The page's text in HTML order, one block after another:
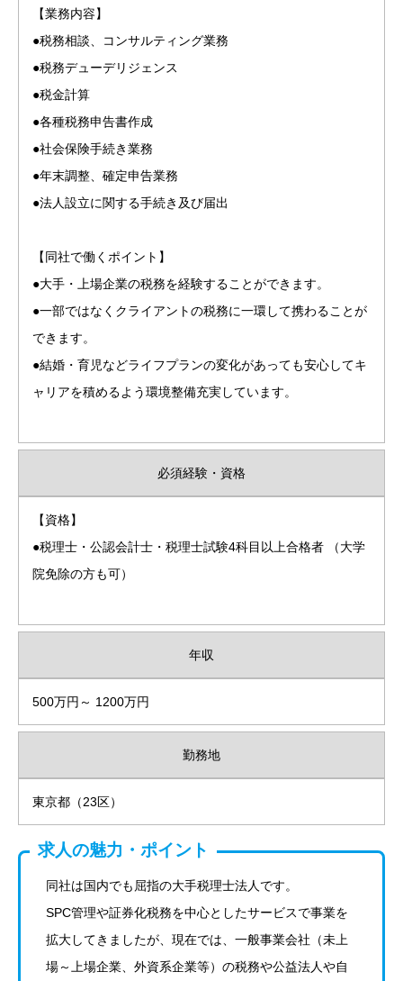
【業務内容】
●税務相談、コンサルティング業務
●税務デューデリジェンス
●税金計算
●各種税務申告書作成
●社会保険手続き業務
●年末調整、確定申告業務
●法人設立に関する手続き及び届出
【同社で働くポイント】
●大手・上場企業の税務を経験することができます。
●一部ではなくクライアントの税務に一環して携わることが
できます。
●結婚・育児などライフプランの変化があっても安心してキ
ャリアを積めるよう環境整備充実しています。
必須経験・資格
【資格】
●税理士・公認会計士・税理士試験4科目以上合格者 （大学
院免除の方も可）
年収
500万円～ 1200万円
勤務地
東京都（23区）
求人の魅力・ポイント
同社は国内でも屈指の大手税理士法人です。
SPC管理や証券化税務を中心としたサービスで事業を
拡大してきましたが、現在では、一般事業会社（未上
場～上場企業、外資系企業等）の税務や公益法人や自